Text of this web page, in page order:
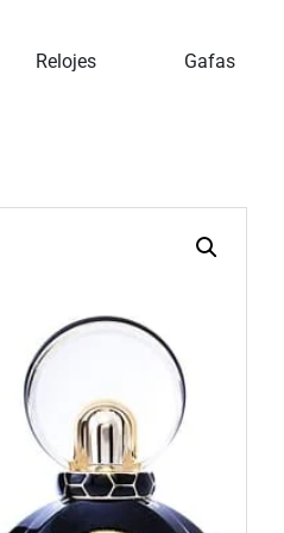
Relojes Gafas
Perfumes Para Mujer